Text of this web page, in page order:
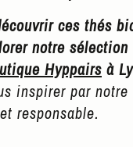
ces thés
notre
Hyppairs à
inspirer par notre
responsable.